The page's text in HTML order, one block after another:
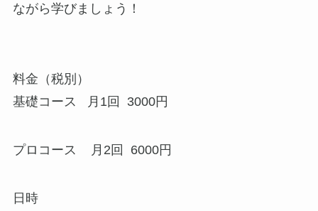
ながら学びましょう！
料金（税別）
基礎コース 月1回 3000円
プロコース 月2回 6000円
日時